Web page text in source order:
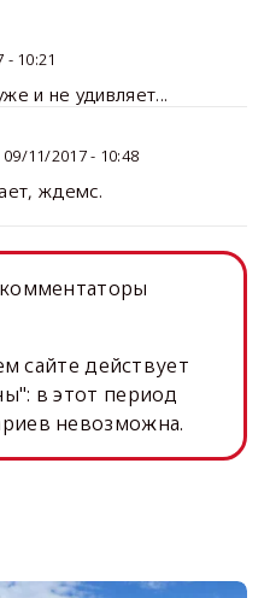
- 10:21
и не удивляет...
09/11/2017 - 10:48
ждемс.
сайте действует
в этот период
невозможна.